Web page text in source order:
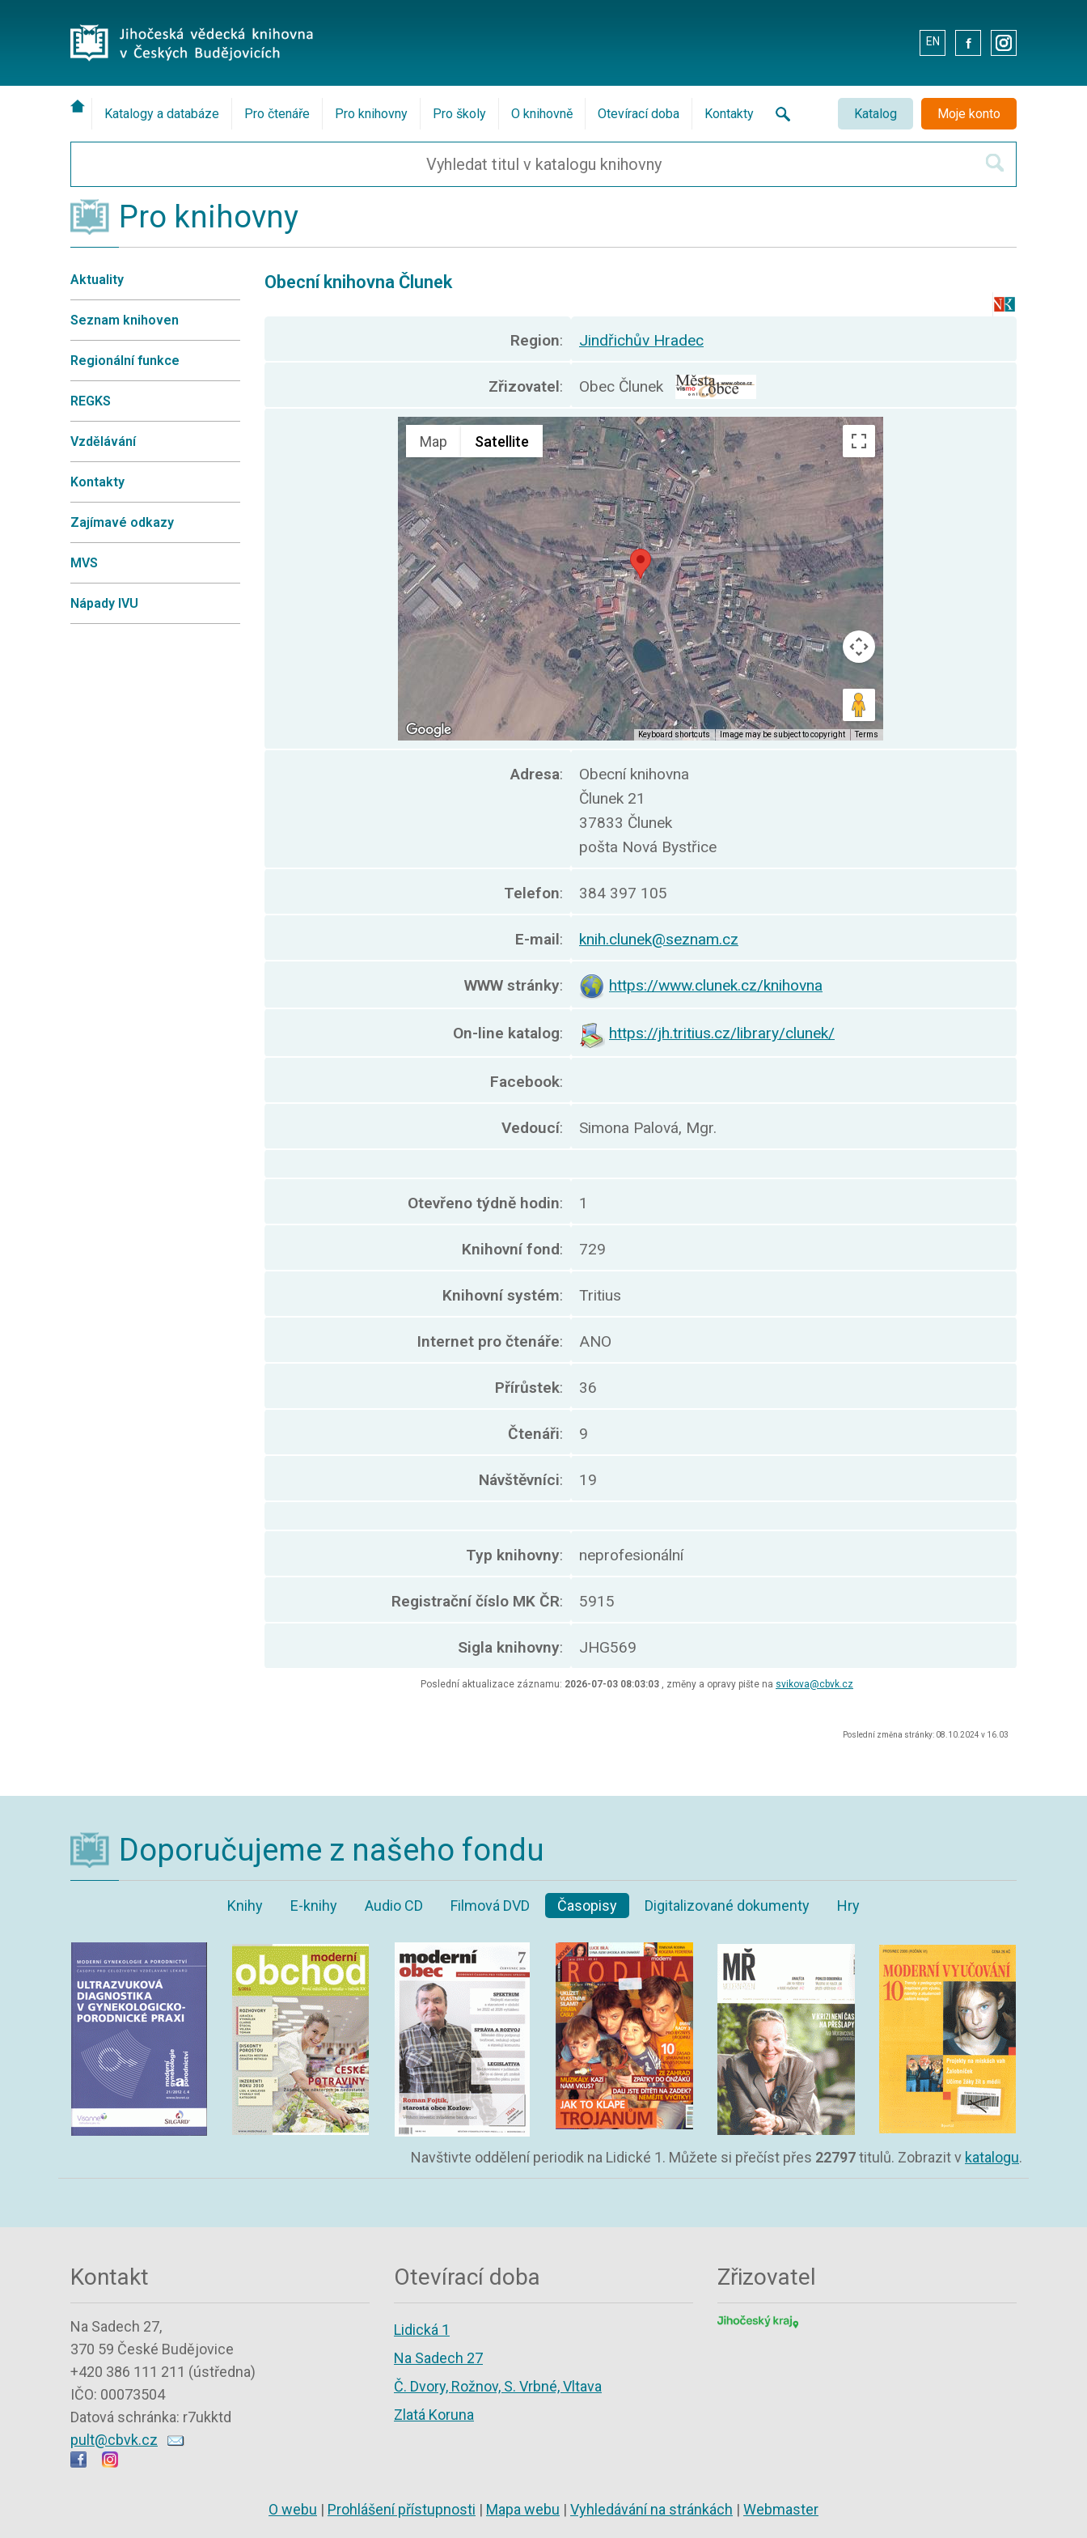
EN . .
Katalog Moje konto
Katalogy a databáze Pro čtenáře Pro knihovny Pro školy O knihovně Otevírací doba Kontakty
Pro knihovny
Aktuality
Seznam knihoven
Regionální funkce
REGKS
Vzdělávání
Kontakty
Zajímavé odkazy
MVS
Nápady IVU
Obecní knihovna Člunek
Region: Jindřichův Hradec
Zřizovatel: Obec Člunek
Adresa:
Obecní knihovna
Člunek 21
37833 Člunek
pošta Nová Bystřice
Telefon: 384 397 105
E-mail: knih.clunek@seznam.cz
WWW stránky: https://www.clunek.cz/knihovna
On-line katalog: https://jh.tritius.cz/library/clunek/
Facebook:
Vedoucí: Simona Palová, Mgr.
Otevřeno týdně hodin: 1
Knihovní fond: 729
Knihovní systém: Tritius
Internet pro čtenáře: ANO
Přírůstek: 36
Čtenáři: 9
Návštěvníci: 19
Typ knihovny: neprofesionální
Registrační číslo MK ČR: 5915
Sigla knihovny: JHG569
Poslední aktualizace záznamu: 2026-07-03 08:03:03 , změny a opravy pište na svikova@cbvk.cz
Poslední změna stránky: 08.10.2024 v 16.03
Doporučujeme z našeho fondu
Knihy E-knihy Audio CD Filmová DVD Časopisy Digitalizované dokumenty Hry
Navštivte oddělení periodik na Lidické 1. Můžete si přečíst přes 22797titulů. Zobrazit v katalogu.
Kontakt
Na Sadech 27,
370 59 České Budějovice
+420 386 111 211 (ústředna)
IČO: 00073504
Datová schránka: r7ukktd
pult@cbvk.cz
Otevírací doba
Lidická 1
Na Sadech 27
Č. Dvory, Rožnov, S. Vrbné, Vltava
Zlatá Koruna
Zřizovatel
O webu | Prohlášení přístupnosti | Mapa webu | Vyhledávání na stránkách | Webmaster